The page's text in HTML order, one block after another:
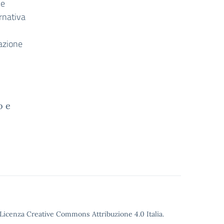
e
Creative Commons Attribuzione 4.0 Italia.